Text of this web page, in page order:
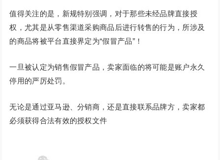
值得关注的是，新规特别强调，对于那些未经品牌直接授
权，尤其是从零售渠道采购商品后进行转售的行为，所涉及
的商品将被平台直接界定为“假冒产品”！
一旦被认定为销售假冒产品，卖家面临的将可能是账户永久
停用的严厉处罚。
无论是通过亚马逊、分销商，还是直接联系品牌方，卖家都
必须获得合法有效的授权文件